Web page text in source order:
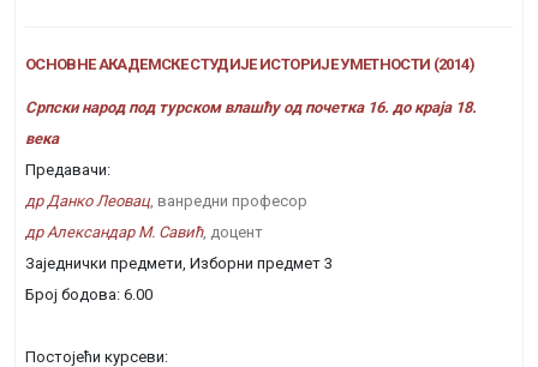
ОСНОВНЕ АКАДЕМСКЕ СТУДИЈЕ ИСТОРИЈЕ УМЕТНОСТИ (2014)
Српски народ под турском влашћу од почетка 16. до краја 18.
века
Предавачи:
др Данко Леовац, ванредни професор
др Александар М. Савић, доцент
Заједнички предмети, Изборни предмет 3
Број бодова: 6.00
Постојећи курсеви: